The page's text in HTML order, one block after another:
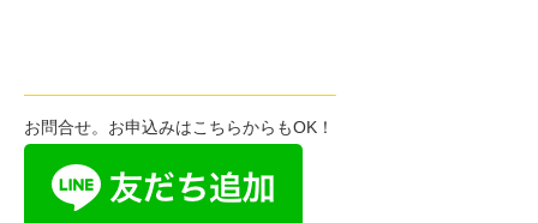
——————————————————–
お問合せ。お申込みはこちらからもOK！